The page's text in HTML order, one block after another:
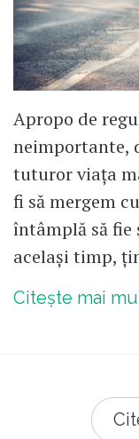
Apropo de
neimportante,
tuturor viața
fi să mergem
întâmplă să
același timp,
Citește mai